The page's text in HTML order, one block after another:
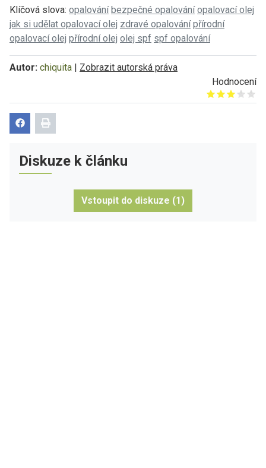
Klíčová slova: opalování bezpečné opalování opalovací olej
jak si udělat opalovací olej zdravé opalování přírodní
opalovací olej přírodní olej olej spf spf opalování
Autor: chiquita | Zobrazit autorská práva
Hodnocení
Give it 1/5
Give it 2/5
Give it 3/5
Give it 4/5
Give it 5/5
Diskuze k článku
Vstoupit do diskuze (1)